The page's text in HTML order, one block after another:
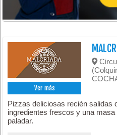
Ver más
Pizzas deliciosas recién salidas
ingredientes frescos y una
paladar.